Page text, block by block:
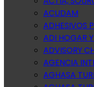
ACUDAM
ADHESIVOS
ADI HOGAR
ADVISORY
AGENCIA
AGHASA